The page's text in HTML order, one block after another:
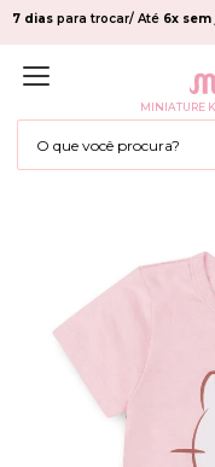
7 dias para trocar/ Até 6x
MINIATURE